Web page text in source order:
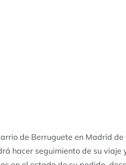
de Berruguete en Madrid
hacer seguimiento de su viaje